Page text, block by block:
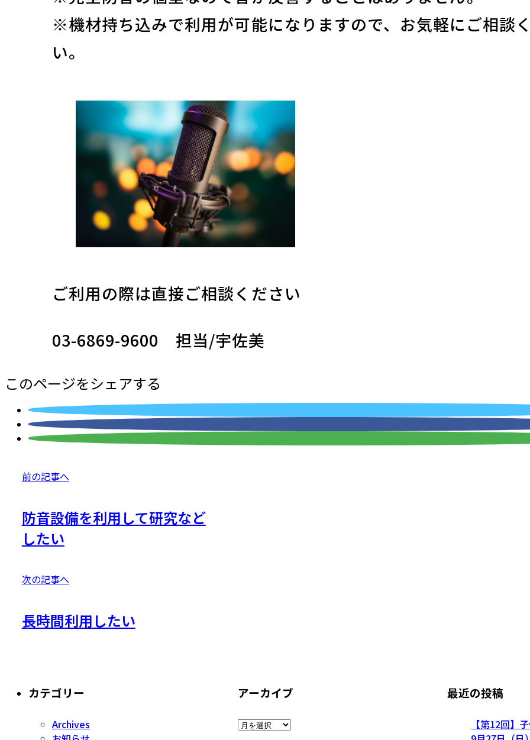
※機材持ち込みで利用が可能になりますので、お気軽にご相談
い。
ご利用の際は直接ご相談ください
03-6869-9600 担当/宇佐美
このページをシェアする
前の記事へ
防音設備を利用して研究など
したい
次の記事へ
長時間利用したい
カテゴリー
Archives
アーカイブ
ア
最近の投稿
【第12回】